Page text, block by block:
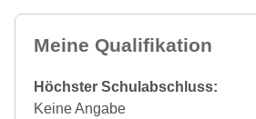
Meine Qualifikation
Höchster Schulabschluss:
Keine Angabe